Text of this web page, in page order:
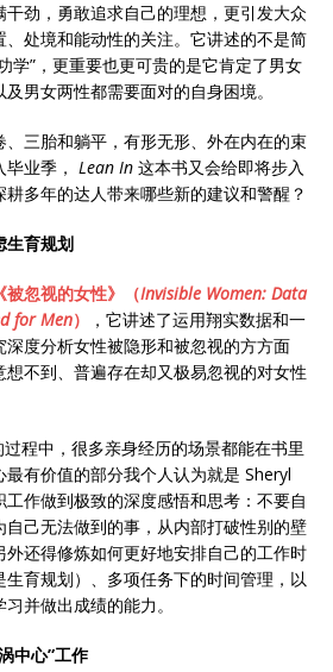
劲，勇敢追求自己的理想，更引发大众
处境和能动性的关注。它讲述的不是简
学”，更重要也更可贵的是它肯定了男女
男女两性都需要面对的自身困境。
三胎和躺平，有形无形、外在内在的束
业季， Lean In 这本书又会给即将步入
多年的达人带来哪些新的建议和警醒？
生育规划
《被忽视的女性》（Invisible Women: Data
for Men）
，它讲述了运用翔实数据和一
度分析女性被隐形和被忽视的方方面
不到、普遍存在却又极易忽视的对女性
程中，很多亲身经历的场景都能在书里
有价值的部分我个人认为就是 Sheryl
作做到极致的深度感悟和思考：不要自
己无法做到的事，从内部打破性别的壁
还得修炼如何更好地安排自己的工作时
育规划）、多项任务下的时间管理，以
并做出成绩的能力。
中心”工作